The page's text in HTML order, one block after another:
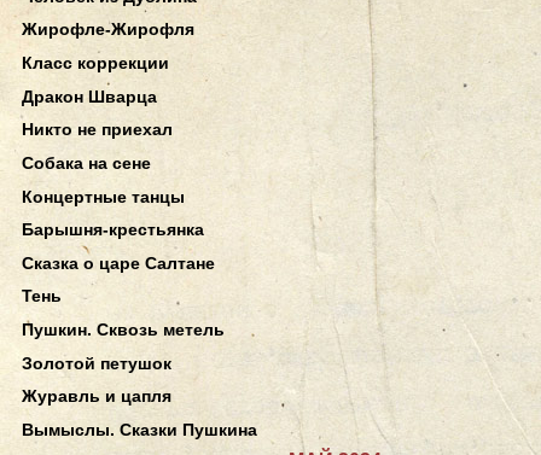
Жирофле-Жирофля
Класс коррекции
Дракон Шварца
Никто не приехал
Собака на сене
Концертные танцы
Барышня-крестьянка
Сказка о царе Салтане
Тень
Пушкин. Сквозь метель
Золотой петушок
Журавль и цапля
Вымыслы. Сказки Пушкина